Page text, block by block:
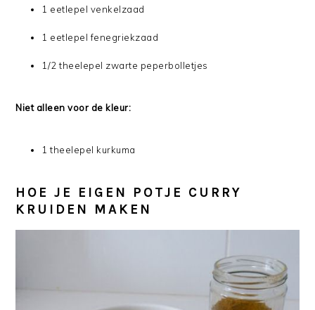
1 eetlepel venkelzaad
1 eetlepel fenegriekzaad
1/2 theelepel zwarte peperbolletjes
Niet alleen voor de kleur:
1 theelepel kurkuma
HOE JE EIGEN POTJE CURRY
KRUIDEN MAKEN